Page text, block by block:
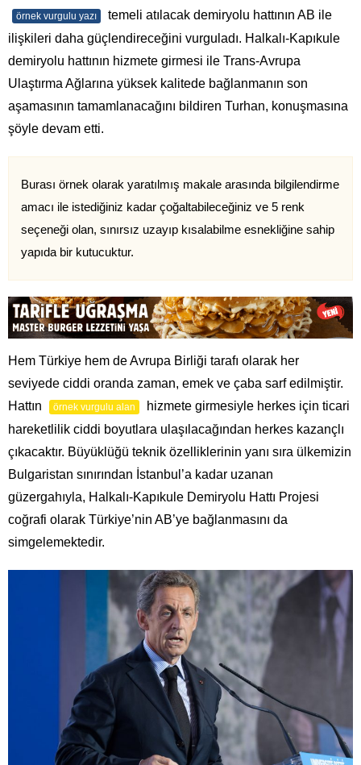
örnek vurgulu yazı
temeli atılacak demiryolu hattının AB ile
ilişkileri daha güçlendireceğini vurguladı. Halkalı-Kapıkule
demiryolu hattının hizmete girmesi ile Trans-Avrupa
Ulaştırma Ağlarına yüksek kalitede bağlanmanın son
aşamasının tamamlanacağını bildiren Turhan, konuşmasına
şöyle devam etti.
Burası örnek olarak yaratılmış makale arasında bilgilendirme
amacı ile istediğiniz kadar çoğaltabileceğiniz ve 5 renk
seçeneği olan, sınırsız uzayıp kısalabilme esnekliğine sahip
yapıda bir kutucuktur.
Hem Türkiye hem de Avrupa Birliği tarafı olarak her
seviyede ciddi oranda zaman, emek ve çaba sarf edilmiştir.
Hattın
örnek vurgulu alan
hizmete girmesiyle herkes için ticari
hareketlilik ciddi boyutlara ulaşılacağından herkes kazançlı
çıkacaktır. Büyüklüğü teknik özelliklerinin yanı sıra ülkemizin
Bulgaristan sınırından İstanbul’a kadar uzanan
güzergahıyla, Halkalı-Kapıkule Demiryolu Hattı Projesi
coğrafi olarak Türkiye’nin AB’ye bağlanmasını da
simgelemektedir.